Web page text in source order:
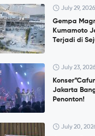
July 29, 2026
Gempa
Kumamoto
Terjadi di
July 23, 2026
Jakarta
Penonton!
July 20,